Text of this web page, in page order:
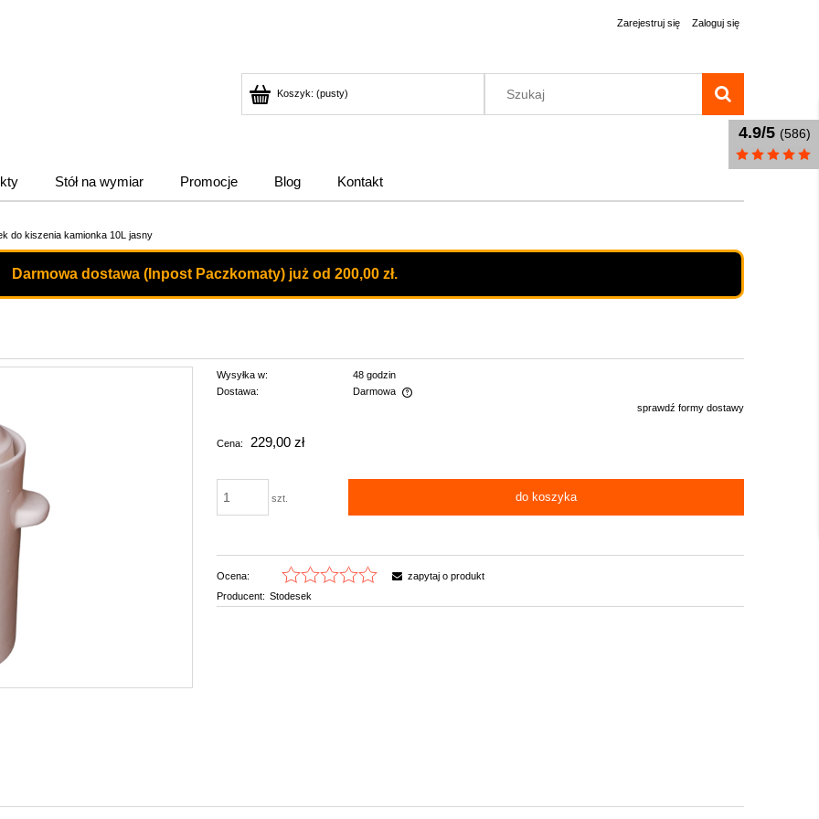
Zarejestruj się Zaloguj się
Koszyk: (pusty)
Stół na wymiar Promocje Blog Kontakt
do kiszenia kamionka 10L jasny
Darmowa dostawa (Inpost Paczkomaty) już od 200,00 zł.
Wysyłka w:
48 godzin
Dostawa:
Darmowa
sprawdź formy dostawy
Cena: 229,00 zł
szt. do koszyka
Ocena:
Producent: Stodesek
zapytaj o produkt
4.9/5 (586)